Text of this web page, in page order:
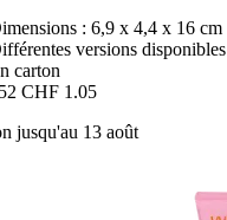
: 6,9 x 4,4 x 16 cm
versions disponibles
carton
CHF 1.05
jusqu'au 13 août